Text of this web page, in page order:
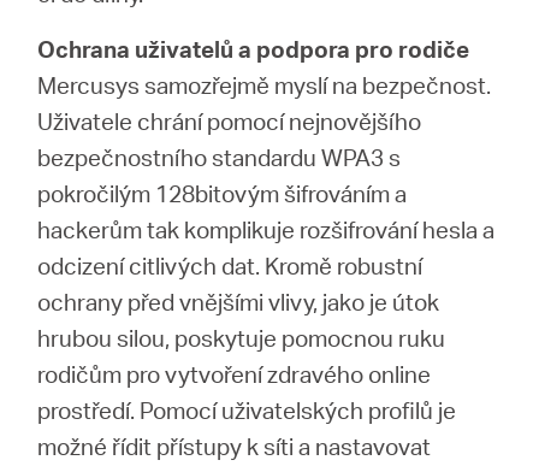
Ochrana uživatelů a podpora pro rodiče
Mercusys samozřejmě myslí na bezpečnost.
Uživatele chrání pomocí nejnovějšího
bezpečnostního standardu WPA3 s
pokročilým 128bitovým šifrováním a
hackerům tak komplikuje rozšifrování hesla a
odcizení citlivých dat. Kromě robustní
ochrany před vnějšími vlivy, jako je útok
hrubou silou, poskytuje pomocnou ruku
rodičům pro vytvoření zdravého online
prostředí. Pomocí uživatelských profilů je
možné řídit přístupy k síti a nastavovat